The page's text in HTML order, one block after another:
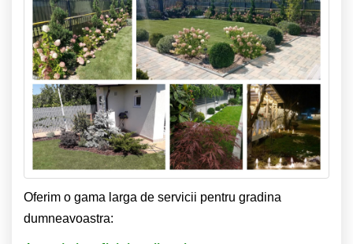
Oferim o gama larga de servicii pentru gradina
dumneavoastra: